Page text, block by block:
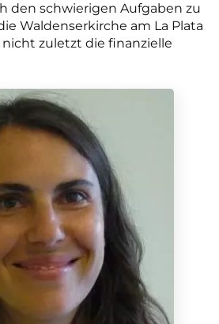
den schwierigen Aufgaben zu
Waldenserkirche am La Plata
zuletzt die finanzielle